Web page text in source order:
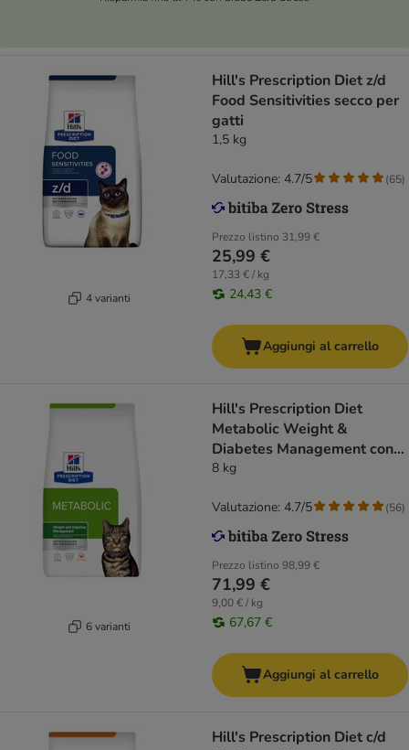
4 varianti
Hill's Prescription Diet z/d
Food Sensitivities secco per
gatti
1,5 kg
Prezzo listino 31,99 €
25,99 €
17,33 € / kg
24,43 €
Valutazione: 4.7/5 (65)
Aggiungi al carrello
6 varianti
Hill's Prescription Diet
Metabolic Weight &
Diabetes Management con
Pollo
8 kg
Prezzo listino 98,99 €
71,99 €
9,00 € / kg
67,67 €
Valutazione: 4.7/5 (56)
Aggiungi al carrello
Hill's Prescription Diet c/d